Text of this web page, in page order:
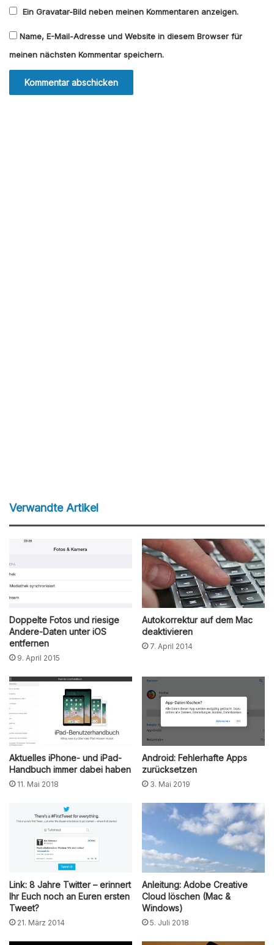
Ein Gravatar-Bild neben meinen Kommentaren anzeigen.
Name, E-Mail-Adresse und Website in diesem Browser für
meinen nächsten Kommentar speichern.
Verwandte Artikel
Doppelte Fotos und riesige
Andere-Daten unter iOS
entfernen
9. April 2015
Autokorrektur auf dem Mac
deaktivieren
7. April 2014
Aktuelles iPhone- und iPad-
Handbuch immer dabei haben
11. Mai 2018
Android: Fehlerhafte Apps
zurücksetzen
3. Mai 2019
Link: 8 Jahre Twitter – erinnert
Ihr Euch noch an Euren ersten
Tweet?
21. März 2014
Anleitung: Adobe Creative
Cloud löschen (Mac &
Windows)
5. Juli 2018